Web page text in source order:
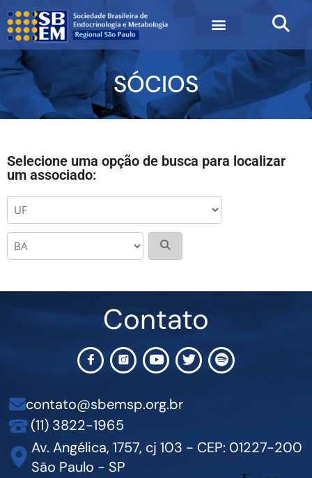
SÓCIOS
Selecione uma opção de busca para localizar
um associado:
Contato
contato@sbemsp.org.br
(11) 3822-1965
Av. Angélica, 1757, cj 103 - CEP: 01227-200
São Paulo - SP